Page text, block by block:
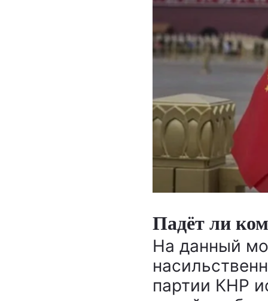
Падёт ли
На данный
партии КНР